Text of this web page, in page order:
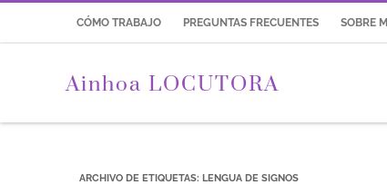
CÓMO TRABAJO PREGUNTAS FRECUENTES SOBRE MÍ
Ainhoa LOCUTORA
ARCHIVO DE ETIQUETAS: LENGUA DE SIGNOS